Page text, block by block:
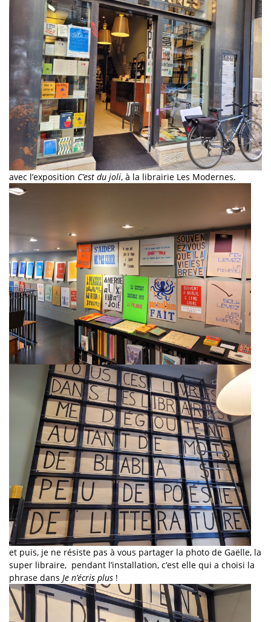
avec l’exposition C’est du joli, à la librairie Les Modernes.
et puis, je ne résiste pas à vous partager la photo de Gaëlle, la
super libraire, pendant l’installation, c’est elle qui a choisi la
phrase dans Je n’écris plus !